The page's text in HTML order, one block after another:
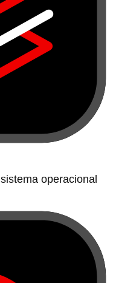
operacional